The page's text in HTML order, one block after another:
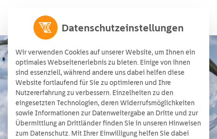
Energieprognose
24/01/2020
Datenschutzeinstellungen
Wir verwenden Cookies auf unserer Website, um Ihnen ein
optimales Webseitenerlebnis zu bieten. Einige von ihnen
sind essenziell, während andere uns dabei helfen diese
Website fortlaufend für Sie zu optimieren und Ihre
Nutzererfahrung zu verbessern. Einzelheiten zu den
eingesetzten Technologien, deren Widerrufsmöglichkeiten
sowie Informationen zur Datenweitergabe an Dritte und zur
Übermittlung an Drittländer finden Sie in unseren Hinweisen
zum Datenschutz. Mit Ihrer Einwilligung helfen Sie dabei